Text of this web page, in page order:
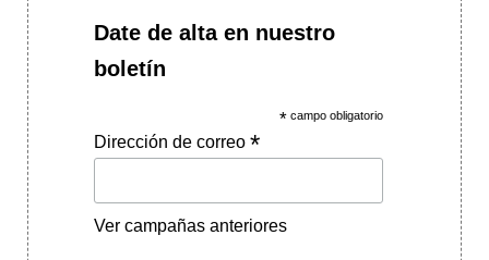
Date de alta en nuestro
boletín
* campo obligatorio
Dirección de correo *
Ver campañas anteriores